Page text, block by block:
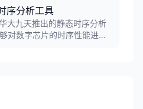
芯片系统的研发提供一体化
序分析工具
大九天推出的静态时序分析
对数字芯片的时序性能进行